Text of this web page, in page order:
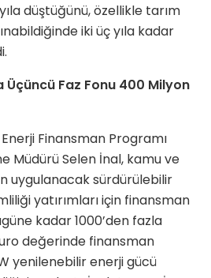
düştüğünü, özellikle tarım
iki üç yıla kadar
Üçüncü Faz Fonu 400 Milyon
Finansman Programı
Müdürü Selen İnal, kamu ve
uygulanacak sürdürülebilir
yatırımları için finansman
kadar 1000’den fazla
değerinde finansman
yenilenebilir enerji gücü